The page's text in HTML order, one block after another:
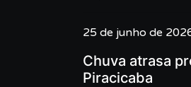
25 de junho de
Chuva atrasa
Piracicaba